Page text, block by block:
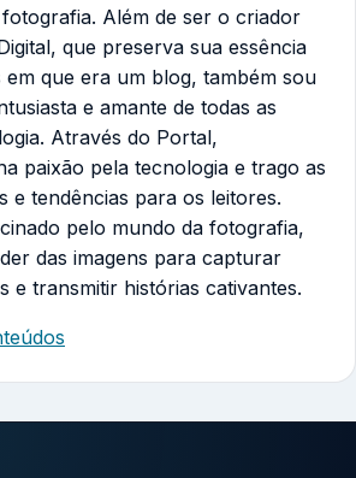
Além de ser o criador
que preserva sua essência
em que era um blog, também sou
e amante de todas as
Através do Portal,
paixão pela tecnologia e trago as
e tendências para os leitores.
pelo mundo da fotografia,
das imagens para capturar
e transmitir histórias cativantes.